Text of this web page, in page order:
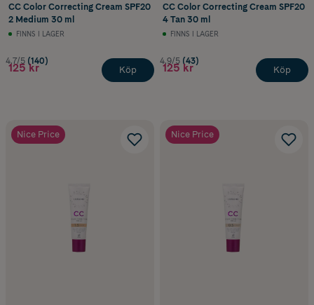
CC Color Correcting Cream SPF20
2 Medium 30 ml
FINNS I LAGER
4.7/5 (140)
125 kr Köp
CC Color Correcting Cream SPF20
4 Tan 30 ml
FINNS I LAGER
4.9/5 (43)
125 kr Köp
Nice Price Nice Price